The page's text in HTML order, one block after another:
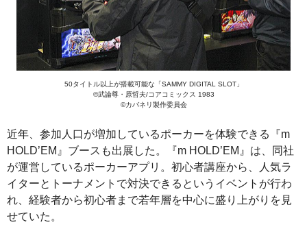
50タイトル以上が搭載可能な「SAMMY DIGITAL SLOT」
©武論尊・原哲夫/コアコミックス 1983
©カバネリ製作委員会
近年、参加人口が増加しているポーカーを体験できる『m
HOLD’EM』ブースも出展した。『m HOLD’EM』は、同社
が運営しているポーカーアプリ。初心者講座から、人気ラ
イターとトーナメントで対決できるというイベントが行わ
れ、経験者から初心者まで若年層を中心に盛り上がりを見
せていた。